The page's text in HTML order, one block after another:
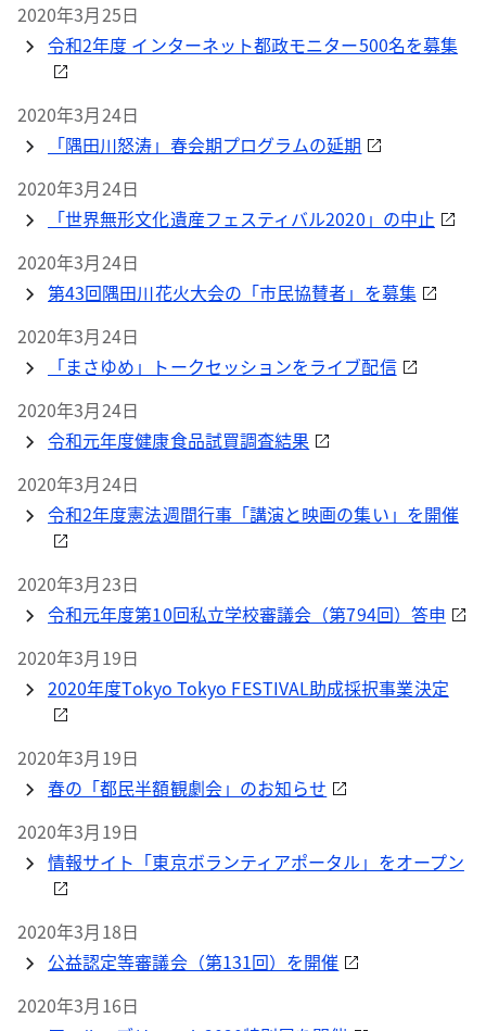
2020年3月25日
令和2年度 インターネット都政モニター500名を募集
2020年3月24日
「隅田川怒涛」春会期プログラムの延期
2020年3月24日
「世界無形文化遺産フェスティバル2020」の中止
2020年3月24日
第43回隅田川花火大会の「市民協賛者」を募集
2020年3月24日
「まさゆめ」トークセッションをライブ配信
2020年3月24日
令和元年度健康食品試買調査結果
2020年3月24日
令和2年度憲法週間行事「講演と映画の集い」を開催
2020年3月23日
令和元年度第10回私立学校審議会（第794回）答申
2020年3月19日
2020年度Tokyo Tokyo FESTIVAL助成採択事業決定
2020年3月19日
春の「都民半額観劇会」のお知らせ
2020年3月19日
情報サイト「東京ボランティアポータル」をオープン
2020年3月18日
公益認定等審議会（第131回）を開催
2020年3月16日